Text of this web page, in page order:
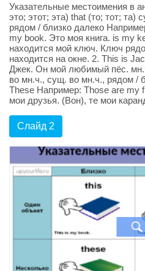
Указательные местоимения в
это; этот; эта) that (то; тот; та)
рядом / близко далеко
my book. Это моя книга. is my
находится мой ключ. Ключ
находится на окне. 2. This is
Джек. Он мой любимый пёс.
во мн.ч., сущ. во мн.ч., рядом /
These Например: Those are my
мои друзья. (Вон), те мои
Слайд 2